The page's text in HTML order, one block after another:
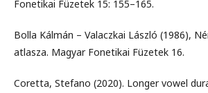
Fonetikai Füzetek 15: 155–165.
Bolla Kálmán – Valaczkai László (1986),
atlasza. Magyar Fonetikai Füzetek 16.
Coretta, Stefano (2020). Longer vowel